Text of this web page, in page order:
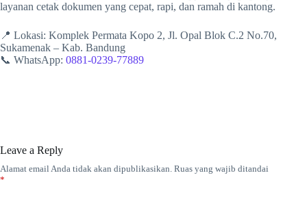
layanan cetak dokumen yang cepat, rapi, dan ramah di kantong.
📍 Lokasi: Komplek Permata Kopo 2, Jl. Opal Blok C.2 No.70,
Sukamenak – Kab. Bandung
📞 WhatsApp: 0881-0239-77889
Leave a Reply
Alamat email Anda tidak akan dipublikasikan. Ruas yang wajib ditandai
*